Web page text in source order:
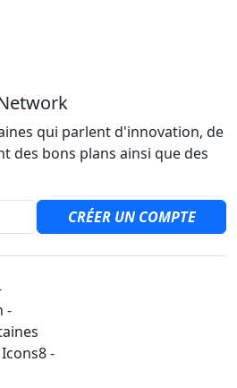
qui parlent d'innovation, de
des bons plans ainsi que des
CRÉER UN COMPTE
-
-